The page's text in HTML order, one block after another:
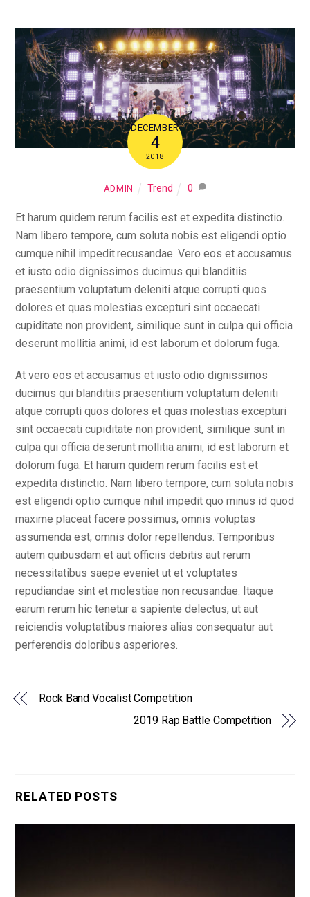
content
DECEMBER
4
2018
ADMIN Trend 0
Et harum quidem rerum facilis est et expedita distinctio.
Nam libero tempore, cum soluta nobis est eligendi optio
cumque nihil impedit.recusandae. Vero eos et accusamus
et iusto odio dignissimos ducimus qui blanditiis
praesentium voluptatum deleniti atque corrupti quos
dolores et quas molestias excepturi sint occaecati
cupiditate non provident, similique sunt in culpa qui officia
deserunt mollitia animi, id est laborum et dolorum fuga.
At vero eos et accusamus et iusto odio dignissimos
ducimus qui blanditiis praesentium voluptatum deleniti
atque corrupti quos dolores et quas molestias excepturi
sint occaecati cupiditate non provident, similique sunt in
culpa qui officia deserunt mollitia animi, id est laborum et
dolorum fuga. Et harum quidem rerum facilis est et
expedita distinctio. Nam libero tempore, cum soluta nobis
est eligendi optio cumque nihil impedit quo minus id quod
maxime placeat facere possimus, omnis voluptas
assumenda est, omnis dolor repellendus. Temporibus
autem quibusdam et aut officiis debitis aut rerum
necessitatibus saepe eveniet ut et voluptates
repudiandae sint et molestiae non recusandae. Itaque
earum rerum hic tenetur a sapiente delectus, ut aut
reiciendis voluptatibus maiores alias consequatur aut
perferendis doloribus asperiores.
Rock Band Vocalist Competition
2019 Rap Battle Competition
RELATED POSTS